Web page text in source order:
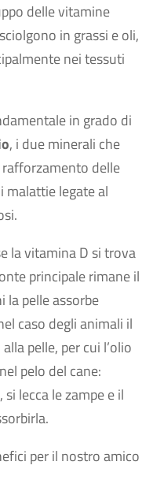
delle vitamine
in grassi e oli,
nei tessuti
in grado di
, i due minerali che
delle
malattie legate al
la vitamina D si trova
principale rimane il
la pelle assorbe
caso degli animali il
pelle, per cui l’olio
pelo del cane:
lecca le zampe e il
per il nostro amico